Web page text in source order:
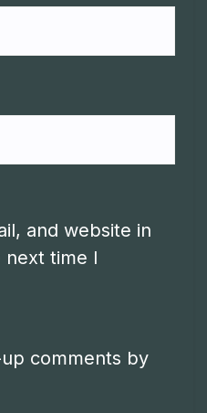
and website in
time I
comments by